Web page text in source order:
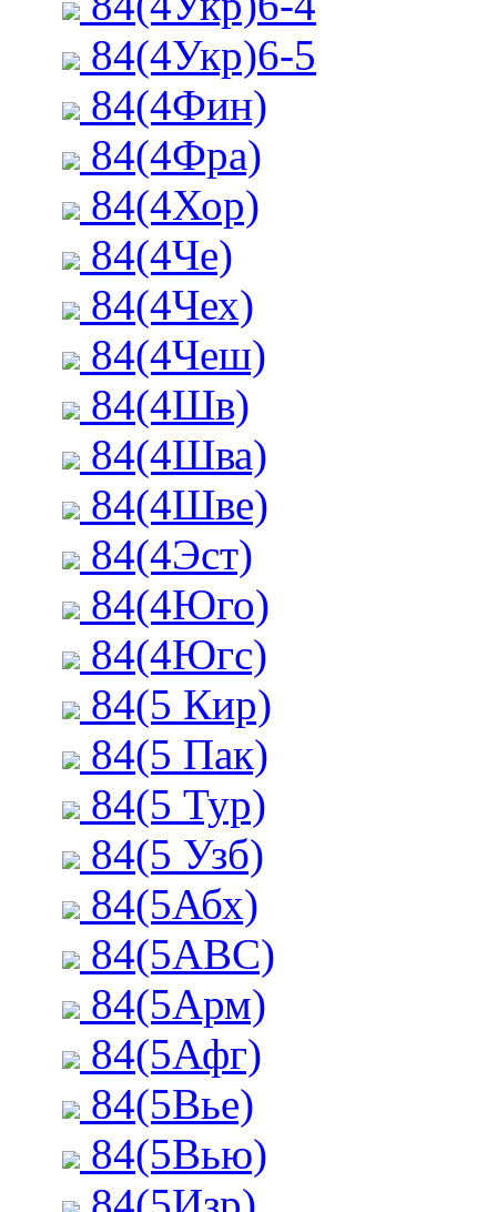
84(4Укр)6-5
84(4Фин)
84(4Фра)
84(4Хор)
84(4Че)
84(4Чех)
84(4Чеш)
84(4Шв)
84(4Шва)
84(4Шве)
84(4Эст)
84(4Юго)
84(4Югс)
84(5 Кир)
84(5 Пак)
84(5 Тур)
84(5 Узб)
84(5Абх)
84(5АВС)
84(5Арм)
84(5Афг)
84(5Вье)
84(5Вью)